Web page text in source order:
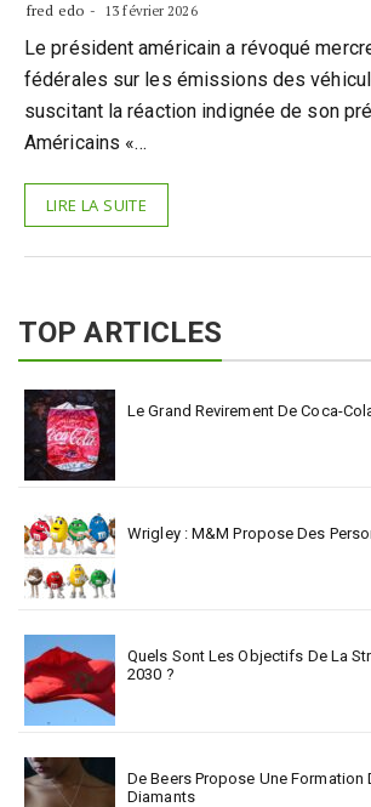
fred edo 13 février 2026
Le président américain a révoqué
fédérales sur les émissions des
suscitant la réaction indignée de son
Américains «…
LIRE LA SUITE
TOP ARTICLES
Le Grand Revirement De Coca-
Wrigley : M&M Propose Des
Quels Sont Les Objectifs De La
2030 ?
De Beers Propose Une Formation
Diamants